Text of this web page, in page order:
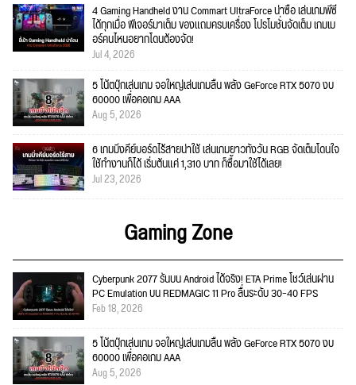
4 Gaming Handheld งาน Commart UltraForce น่าซื้อ เล่นเกมพีซี
ได้ทุกเมื่อ ฟีเจอร์มาเต็ม ของแถมครบเครื่อง โปรโมชั่นจัดเต็ม เกมเม
อร์คนไหนอยากโดนต้องจัด!
Jul 4, 2026
5 โน้ตบุ๊กเล่นเกม จอใหญ่เล่นเกมลื่น พลัง GeForce RTX 5070 งบ
60000 เพื่อคอเกม AAA
Aug 5, 2026
6 เกมมิ่งคีย์บอร์ดไร้สายน่าใช้ เล่นเกมยาวทั้งวัน RGB จัดเต็มโดนใจ
ใช้ทำงานก็ได้ เริ่มต้นแค่ 1,310 บาท ก็ซื้อมาใช้ได้เลย!
Jul 23, 2026
Gaming Zone
Cyberpunk 2077 รันบน Android ได้จริง! ETA Prime โชว์เล่นผ่าน
PC Emulation บน REDMAGIC 11 Pro ลื่นระดับ 30–40 FPS
Feb 18, 2026
5 โน้ตบุ๊กเล่นเกม จอใหญ่เล่นเกมลื่น พลัง GeForce RTX 5070 งบ
60000 เพื่อคอเกม AAA
Aug 5, 2026